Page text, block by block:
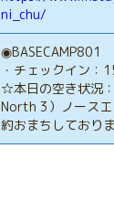
ni_chu/
◉BASECAMP801
・チェックイン：
☆本日の空き状況
North 3）ノース
約おまちしており